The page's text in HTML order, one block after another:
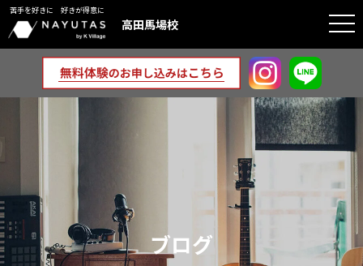
苦手を好きに 好きが得意に
高田馬場校
ブログ